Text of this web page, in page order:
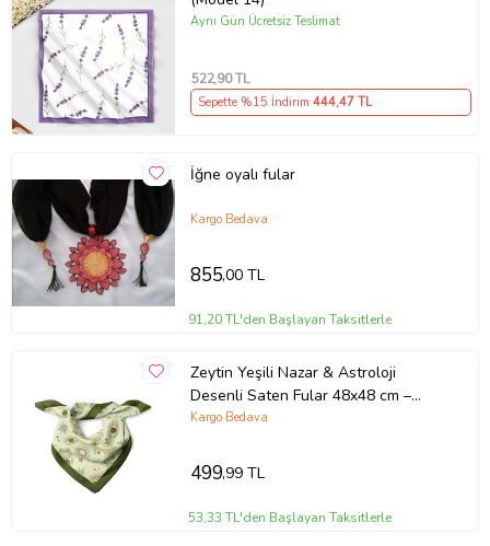
Aynı Gün Ücretsiz Teslimat
522,90 TL
Sepette %15 İndirim 444,47 TL
İğne oyalı fular
Kargo Bedava
855,00 TL
91,20 TL'den Başlayan Taksitlerle
Zeytin Yeşili Nazar & Astroloji
Desenli Saten Fular 48x48 cm –
Bohem Kare Bandana
Kargo Bedava
499,99 TL
53,33 TL'den Başlayan Taksitlerle